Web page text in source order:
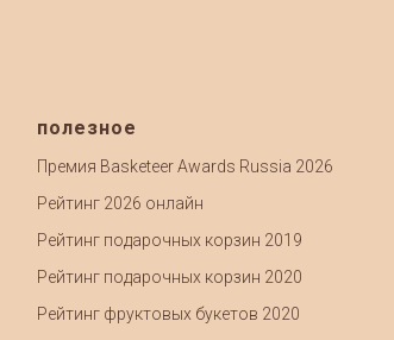
полезное
Премия Basketeer Awards Russia 2026
Рейтинг 2026 онлайн
Рейтинг подарочных корзин 2019
Рейтинг подарочных корзин 2020
Рейтинг фруктовых букетов 2020